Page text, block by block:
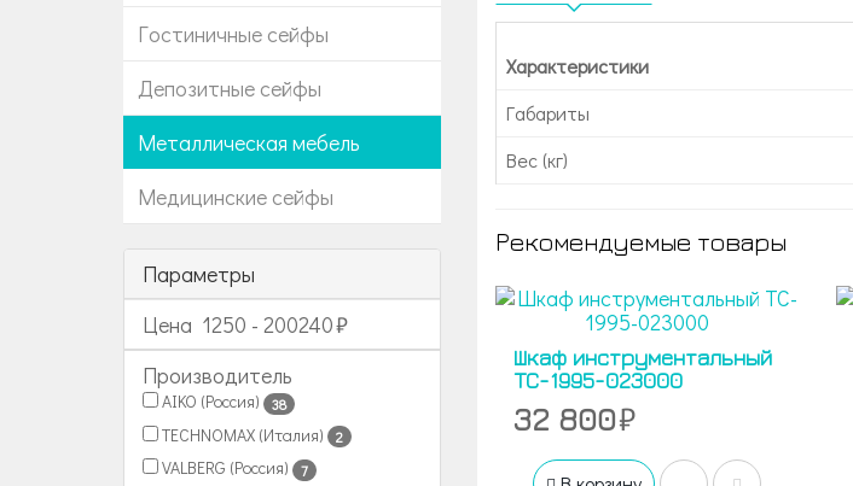
Гостиничные сейфы
Депозитные сейфы
Металлическая мебель
Медицинские сейфы
Параметры
Цена 1250 - 200240
Производитель
AIKO (Россия) 38
TECHNOMAX (Италия) 2
VALBERG (Россия) 7
Характеристики
Габариты
Вес (кг)
Рекомендуемые товары
Шкаф инструментальный
TC-1995-023000
32 800